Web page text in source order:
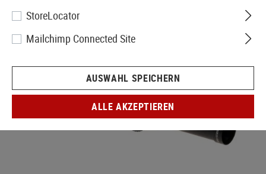
StoreLocator
Mailchimp Connected Site
AUSWAHL SPEICHERN
ALLE AKZEPTIEREN